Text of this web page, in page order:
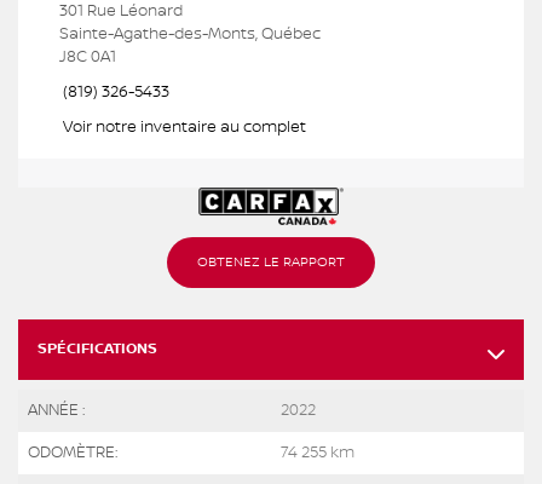
OBTENEZ LE RAPPORT
SPÉCIFICATIONS
ANNÉE : 2022
ODOMÈTRE: 74 255 km
301 Rue Léonard
Sainte-Agathe-des-Monts, Québec
J8C 0A1
(819) 326-5433
Voir notre inventaire au complet